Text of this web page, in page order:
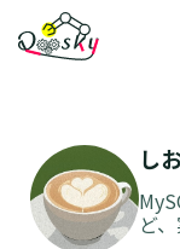
し
ど